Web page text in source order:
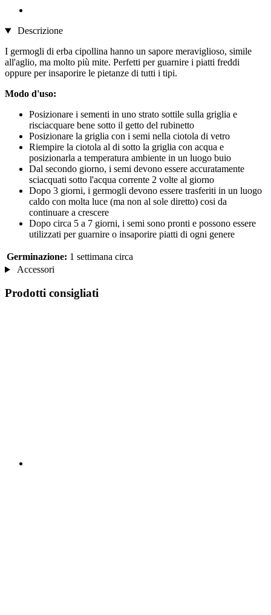
Descrizione
I germogli di erba cipollina hanno un sapore meraviglioso, simile
all'aglio, ma molto più mite. Perfetti per guarnire i piatti freddi
oppure per insaporire le pietanze di tutti i tipi.
Modo d'uso:
Posizionare i sementi in uno strato sottile sulla griglia e
risciacquare bene sotto il getto del rubinetto
Posizionare la griglia con i semi nella ciotola di vetro
Riempire la ciotola al di sotto la griglia con acqua e
posizionarla a temperatura ambiente in un luogo buio
Dal secondo giorno, i semi devono essere accuratamente
sciacquati sotto l'acqua corrente 2 volte al giorno
Dopo 3 giorni, i germogli devono essere trasferiti in un luogo
caldo con molta luce (ma non al sole diretto) cosi da
continuare a crescere
Dopo circa 5 a 7 giorni, i semi sono pronti e possono essere
utilizzati per guarnire o insaporire piatti di ogni genere
Germinazione: 1 settimana circa
Accessori
Prodotti consigliati